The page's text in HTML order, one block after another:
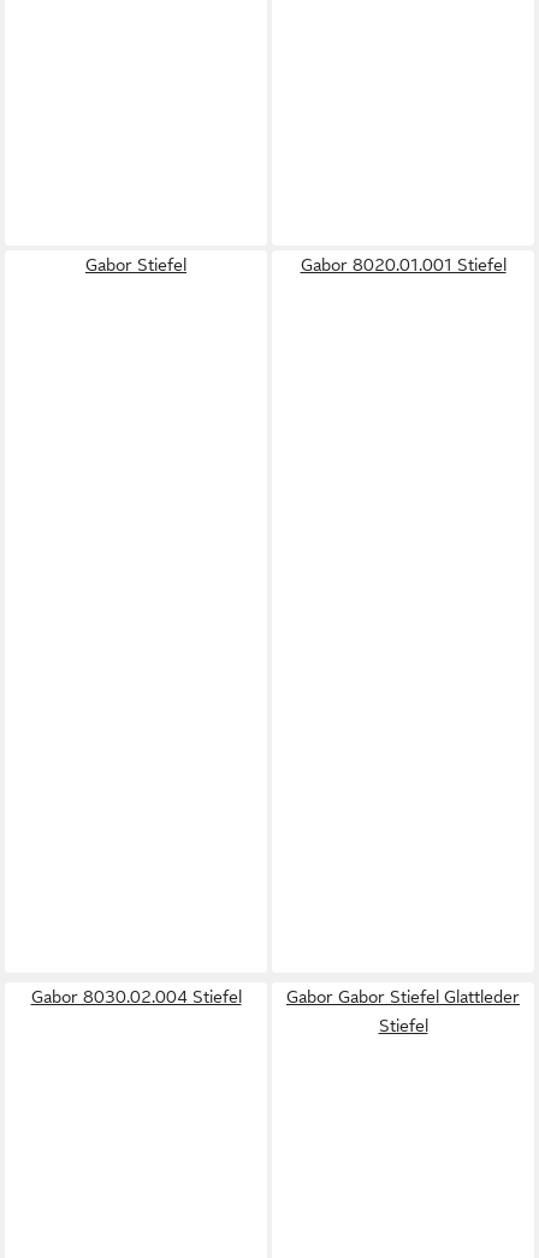
Gabor Stiefel Gabor 8020.01.001 Stiefel
Gabor 8030.02.004 Stiefel
Gabor Gabor Stiefel Glattleder
Stiefel